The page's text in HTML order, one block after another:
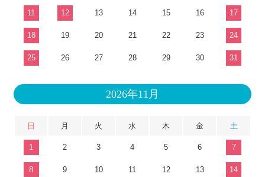
11 12 13 14 15 16 17
18 19 20 21 22 23 24
25 26 27 28 29 30 31
2026年11月
日 月 火 水 木 金 土
1 2 3 4 5 6 7
8 9 10 11 12 13 14